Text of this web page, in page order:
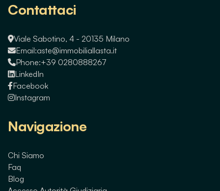
Contattaci
Viale Sabotino, 4 - 20135 Milano
Email:aste@immobiliallasta.it
Phone:+39 0280888267
LinkedIn
Facebook
Instagram
Navigazione
Chi Siamo
Faq
Blog